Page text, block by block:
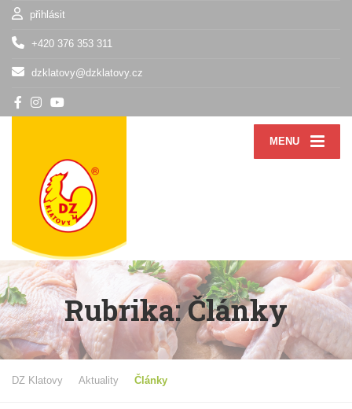
přihlásit
+420 376 353 311
dzklatovy@dzklatovy.cz
MENU
Rubrika:Články
DZ Klatovy Aktuality Články